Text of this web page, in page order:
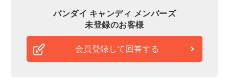
バンダイ キャンディ メンバーズ
未登録のお客様
会員登録して回答する